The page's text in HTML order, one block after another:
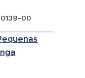
00